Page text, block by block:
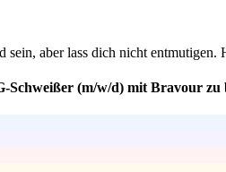
aber lass dich nicht
Schweißer (m/w/d) mit Bravour zu